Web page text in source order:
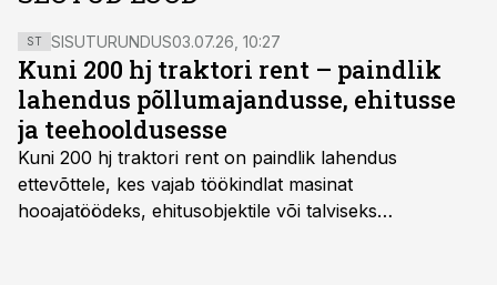
ST SISUTURUNDUS03.07.26, 10:27
Kuni 200 hj traktori rent – paindlik
lahendus põllumajandusse, ehitusse
ja teehooldusesse
Kuni 200 hj traktori rent on paindlik lahendus
ettevõttele, kes vajab töökindlat masinat
hooajatöödeks, ehitusobjektile või talviseks